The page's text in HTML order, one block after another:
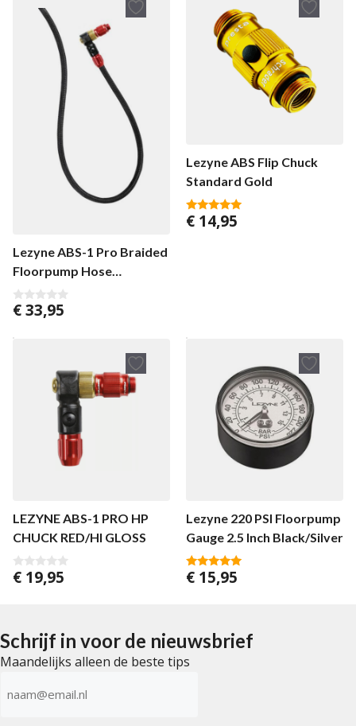
Lezyne ABS-1 Pro Braided
Floorpump Hose
Red/Gloss
0
n
€33,95
Lezyne ABS Flip Chuck
Standard Gold
5.00
€ 14,95
LEZYNE ABS-1 PRO HP
CHUCK RED/HI GLOSS
0
v
€ 19,95
Lezyne 220 PSI Floorpump
Gauge 2.5 Inch Black/Silver
4.80
van 5
€ 15,95
Schrijf in voor de nieuwsbrief
Maandelijks alleen de beste tips
mailadres